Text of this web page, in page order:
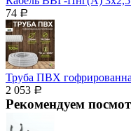
74 Р
Труба ПВХ
2 053 Р
Рекомендуем